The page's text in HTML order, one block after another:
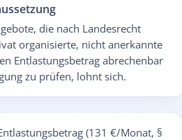
die nach Landesrecht
organisierte, nicht anerkannte
Entlastungsbetrag abrechenbar
zu prüfen, lohnt sich.
(131 €/Monat, §